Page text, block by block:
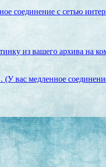
соединение с сетью
из вашего архива на
вас медленное